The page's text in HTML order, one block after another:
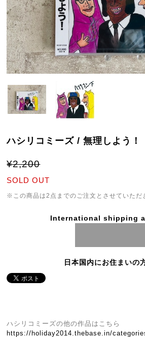
ハシリコミーズ / 無理しよう！
¥2,200
SOLD OUT
※この商品は2点までのご注文とさせていただ
International shipping
日本国内にお住まいの
ハシリコミーズの他の作品はこちら
https://holiday2014.thebase.in/